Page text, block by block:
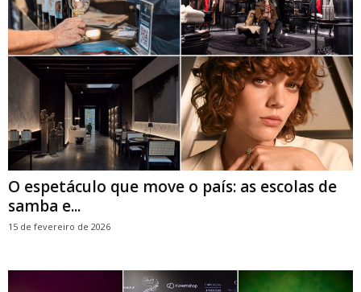
O espetáculo que move o país: as escolas de
samba e...
15 de fevereiro de 2026